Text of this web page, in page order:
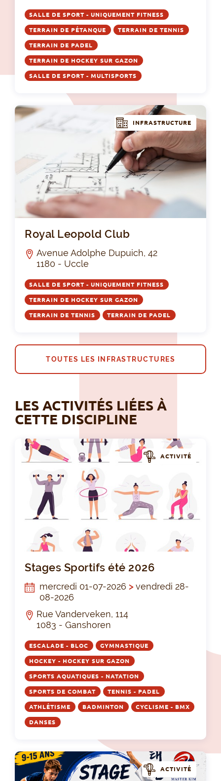
SALLE DE SPORT - UNIQUEMENT FITNESS
TERRAIN DE PÉTANQUE TERRAIN DE TENNIS
TERRAIN DE PADEL
TERRAIN DE HOCKEY SUR GAZON
SALLE DE SPORT - MULTISPORTS
INFRASTRUCTURE
Royal Leopold Club
Avenue Adolphe Dupuich, 42
1180 - Uccle
SALLE DE SPORT - UNIQUEMENT FITNESS
TERRAIN DE HOCKEY SUR GAZON
TERRAIN DE TENNIS TERRAIN DE PADEL
TOUTES LES INFRASTRUCTURES
LES ACTIVITÉS LIÉES À
CETTE DISCIPLINE
ACTIVITÉ
Stages Sportifs été 2026
mercredi 01-07-2026 >vendredi 28-
08-2026
Rue Vanderveken, 114
1083 - Ganshoren
ESCALADE - BLOC GYMNASTIQUE
HOCKEY - HOCKEY SUR GAZON
SPORTS AQUATIQUES - NATATION
SPORTS DE COMBAT TENNIS - PADEL
ATHLÉTISME BADMINTON CYCLISME - BMX
DANSES
ACTIVITÉ